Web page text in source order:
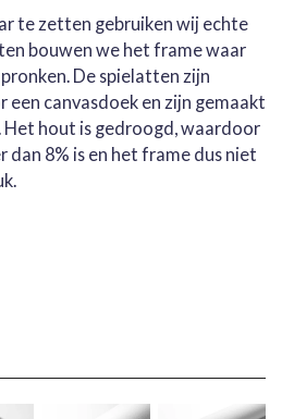
te zetten gebruiken wij echte
bouwen we het frame waar
De spielatten zijn
canvasdoek en zijn gemaakt
hout is gedroogd, waardoor
8% is en het frame dus niet